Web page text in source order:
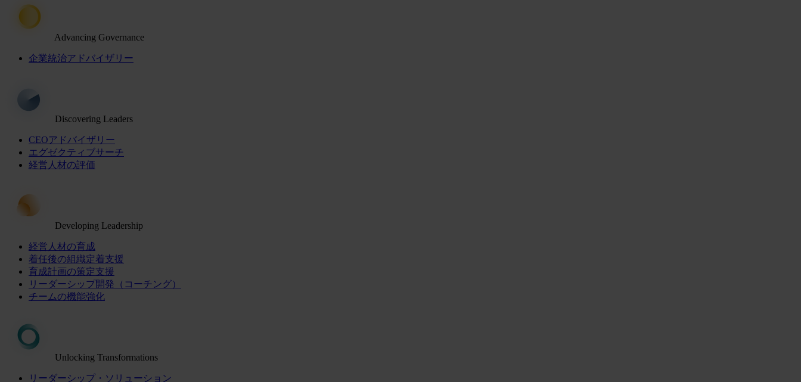
Advancing Governance
企業統治アドバイザリー
Discovering Leaders
CEOアドバイザリー
エグゼクティブサーチ
経営人材の評価
Developing Leadership
経営人材の育成
着任後の組織定着支援
育成計画の策定支援
リーダーシップ開発（コーチング）
チームの機能強化
Unlocking Transformations
リーダーシップ・ソリューション